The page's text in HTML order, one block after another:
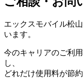
エックスモバイル松
います。
今のキャリアのご利
し、
どれだけ使用料が節